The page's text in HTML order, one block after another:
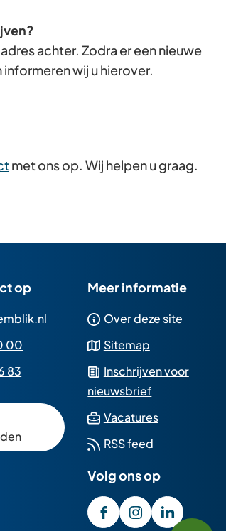
achter. Zodra er een nieuwe
wij u hierover.
met ons op. Wij helpen u graag.
op
(Verwijst
mailadres)
00
telefoonnummer)
83
een
Whatsapp
telefoonnummer)
Meer informatie
Over deze site
Sitemap
Inschrijven voor
nieuwsbrief
Vacatures(Verwijst
externe
website)
RSS feed
Volg ons op
/
(Verwijst(Verwijst(Verwijst